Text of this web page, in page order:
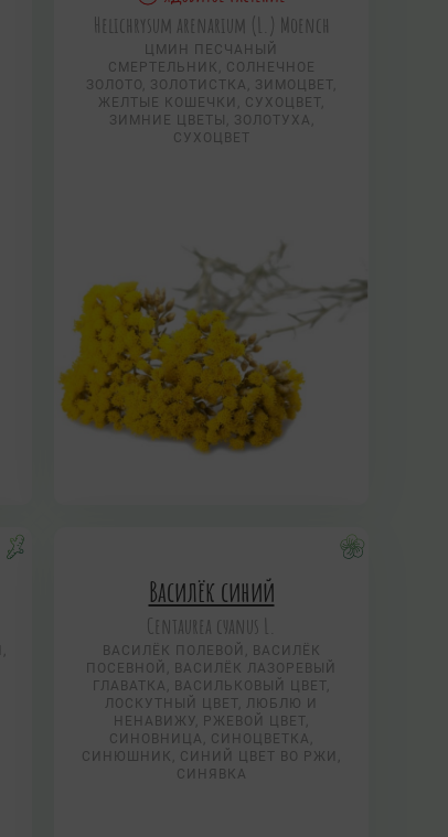
Helichrysum arenarium (L.) Moench
ЦМИН ПЕСЧАНЫЙ
СМЕРТЕЛЬНИК, СОЛНЕЧНОЕ
ЗОЛОТО, ЗОЛОТИСТКА, ЗИМОЦВЕТ,
ЖЕЛТЫЕ КОШЕЧКИ, СУХОЦВЕТ,
ЗИМНИЕ ЦВЕТЫ, ЗОЛОТУХА,
СУХОЦВЕТ
Василёк синий
Centaurea суanus L.
ВАСИЛЁК ПОЛЕВОЙ, ВАСИЛЁК
ПОСЕВНОЙ, ВАСИЛЁК ЛАЗОРЕВЫЙ
ГЛАВАТКА, ВАСИЛЬКОВЫЙ ЦВЕТ,
ЛОСКУТНЫЙ ЦВЕТ, ЛЮБЛЮ И
НЕНАВИЖУ, РЖЕВОЙ ЦВЕТ,
СИНОВНИЦА, СИНОЦВЕТКА,
СИНЮШНИК, СИНИЙ ЦВЕТ ВО РЖИ,
СИНЯВКА